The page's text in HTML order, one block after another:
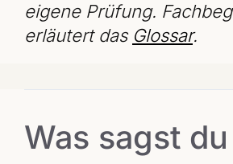
eigene Prüfung.
erläutert das Glossar.
Was sagst